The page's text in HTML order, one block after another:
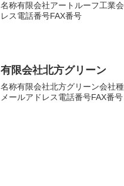
名称有限会社アートルーフ工業
レス電話番号FAX番号
有限会社北方グリーン
名称有限会社北方グリーン会社
メールアドレス電話番号FAX番号